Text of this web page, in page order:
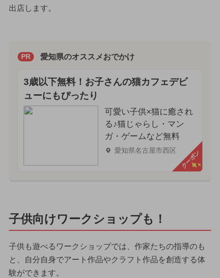
出店します。
PR 愛知県のオススメおでかけ
3歳以下無料！お子さんの猫カフェデビ
ューにもぴったり
可愛い子供×猫に癒され
る♪猫じゃらし・マン
ガ・ゲームなど無料
愛知県名古屋市西区 クーポン
子供向けワークショップも！
子供も遊べるワークショップでは、作家たちの指導のも
と、自分自身でアート作品やクラフト作品を創造する体
験ができます。